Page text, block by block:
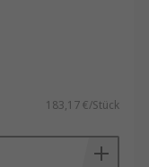
183,17 €/Stück